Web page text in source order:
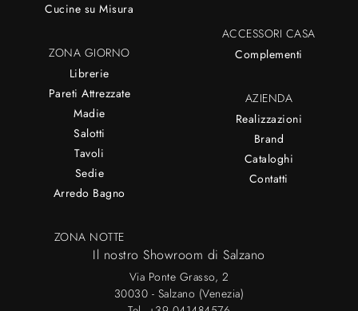
Cucine su Misura
ZONA GIORNO
Librerie
Pareti Attrezzate
Madie
Salotti
Tavoli
Sedie
Arredo Bagno
ZONA NOTTE
ACCESSORI CASA
Complementi
AZIENDA
Realizzazioni
Brand
Cataloghi
Contatti
Il nostro Showroom di Salzano
Via Ponte Grasso, 2
30030 - Salzano (Venezia)